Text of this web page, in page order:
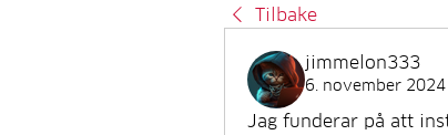
Tilbake
jimmelon333
6. november 2024
Jag funderar på att